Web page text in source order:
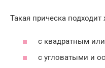
Такая прическа
с квадратным
с угловатыми и